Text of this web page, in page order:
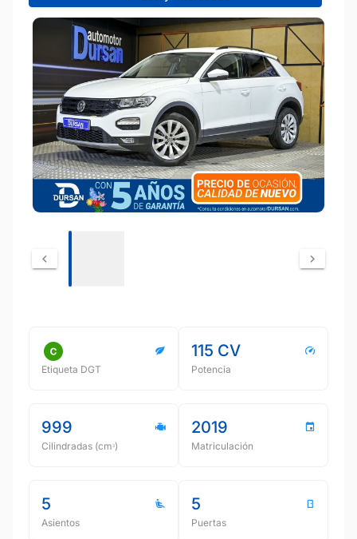
Etiqueta DGT
115 CV
Potencia
999
Cilindradas (cmᵌ)
2019
Matriculación
5
Asientos
5
Puertas